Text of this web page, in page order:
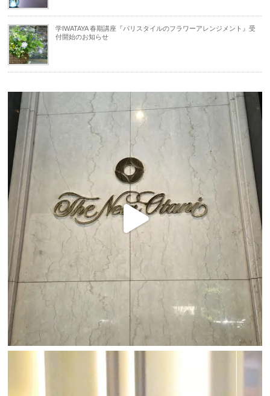
学IWATAYA 春期講座『パリスタイルのフラワーアレンジメント』受
付開始のお知らせ